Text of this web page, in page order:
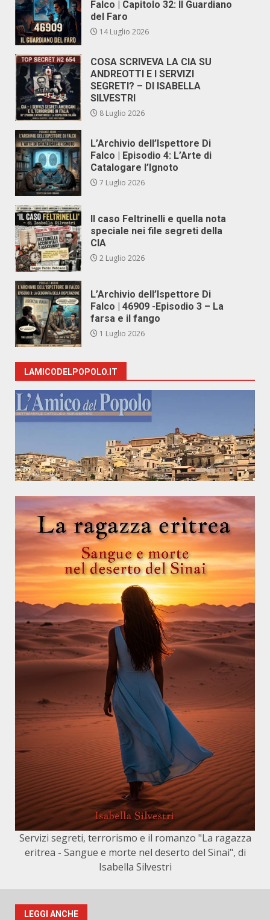
Falco | Capitolo 32: Il Guardiano
del Faro
14 Luglio 2026
COSA SCRIVEVA LA CIA SU
ANDREOTTI E I SERVIZI
SEGRETI? – DI ISABELLA
SILVESTRI
8 Luglio 2026
L’Archivio dell’Ispettore Di
Falco | Episodio 4: L’Arte di
Catalogare l’Ignoto
7 Luglio 2026
Il caso Feltrinelli e quella nota
speciale nei file segreti della
CIA
2 Luglio 2026
L’Archivio dell’Ispettore Di
Falco | 46909 -Episodio 3 – La
farsa e il fango
1 Luglio 2026
LAMICODELPOPOLO.IT
Servizi segreti, terrorismo e il romanzo "La ragazza
eritrea - Sangue e morte nel deserto del Sinai", di
Isabella Silvestri
LEGGI ANCHE